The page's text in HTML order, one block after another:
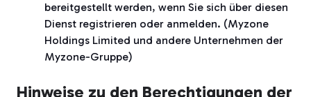
bereitgestellt werden, wenn Sie sich über diesen
Dienst registrieren oder anmelden. (Myzone
Holdings Limited und andere Unternehmen der
Myzone-Gruppe)
Hinweise zu den Berechtigungen der